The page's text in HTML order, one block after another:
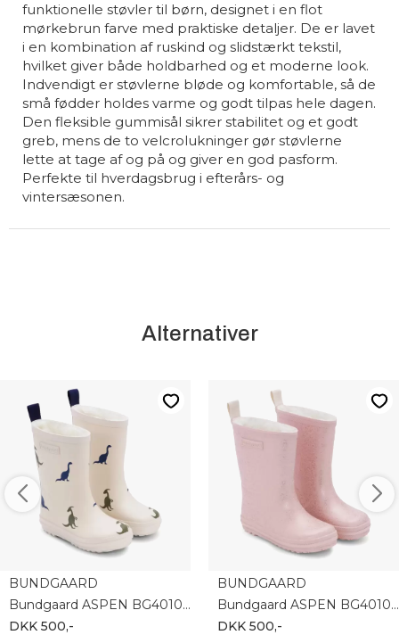
funktionelle støvler til børn, designet i en flot
mørkebrun farve med praktiske detaljer. De er lavet
i en kombination af ruskind og slidstærkt tekstil,
hvilket giver både holdbarhed og et moderne look.
Indvendigt er støvlerne bløde og komfortable, så de
små fødder holdes varme og godt tilpas hele dagen.
Den fleksible gummisål sikrer stabilitet og et godt
greb, mens de to velcrolukninger gør støvlerne
lette at tage af og på og giver en god pasform.
Perfekte til hverdagsbrug i efterårs- og
vintersæsonen.
Alternativer
BUNDGAARD
Bundgaard ASPEN BG401054-9410
DKK 500,-
BUNDGAARD
Bundgaard ASPEN BG401054-9412
DKK 500,-